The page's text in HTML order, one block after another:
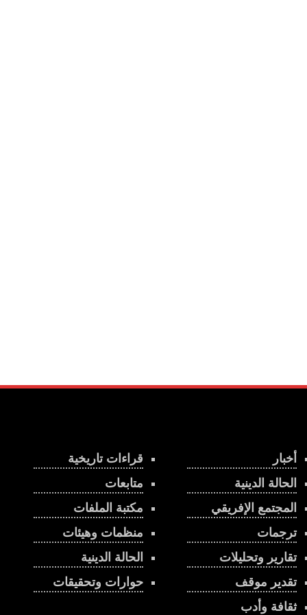
قراءات تاريخية
متابعات
مكتبة الملفات
منظمات وهيئات
الحالة الدينية
حوارات وتحقيقات
أخبار
الحالة الدينية
المجتمع الإفريقي
ترجمات
تقارير وتحليلات
تقدير موقف
ثقافة وأدب